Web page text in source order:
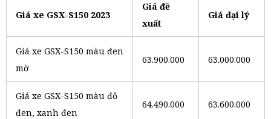
Giá xe GSX-S150 2023
Giá đề
xuất
Giá đại lý
Giá xe GSX-S150 màu đen
mờ
63.900.000 63.000.000
Giá xe GSX-S150 màu đỏ
đen, xanh đen
64.490.000 63.600.000